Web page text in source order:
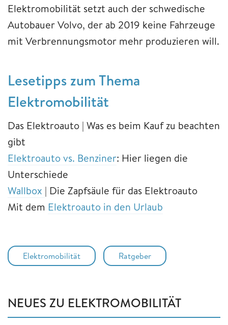
Elektromobilität setzt auch der schwedische
Autobauer Volvo, der ab 2019 keine Fahrzeuge
mit Verbrennungsmotor mehr produzieren will.
Lesetipps zum Thema
Elektromobilität
Das Elektroauto | Was es beim Kauf zu beachten
gibt
Elektroauto vs. Benziner: Hier liegen die
Unterschiede
Wallbox | Die Zapfsäule für das Elektroauto
Mit dem Elektroauto in den Urlaub
Elektromobilität Ratgeber
NEUES ZU ELEKTROMOBILITÄT